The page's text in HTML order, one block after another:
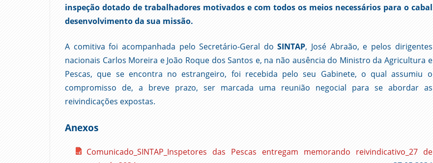
inspeção dotado de trabalhadores motivados e com todos os meios necessários para o cabal
desenvolvimento da sua missão.
A comitiva foi acompanhada pelo Secretário-Geral doSINTAP, José Abraão, e pelos dirigentes
nacionais Carlos Moreira e João Roque dos Santos e, na não ausência do Ministro da Agricultura e
Pescas, que se encontra no estrangeiro, foi recebida pelo seu Gabinete, o qual assumiu o
compromisso de, a breve prazo, ser marcada uma reunião negocial para se abordar as
reivindicações expostas.
Anexos
Comunicado_SINTAP_Inspetores das Pescas entregam memorando reivindicativo_27 de